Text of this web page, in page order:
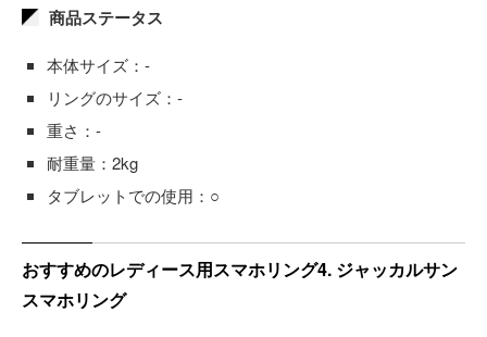
商品ステータス
本体サイズ：-
リングのサイズ：-
重さ：-
耐重量：2kg
タブレットでの使用：○
おすすめのレディース用スマホリング4. ジャッカルサン
スマホリング